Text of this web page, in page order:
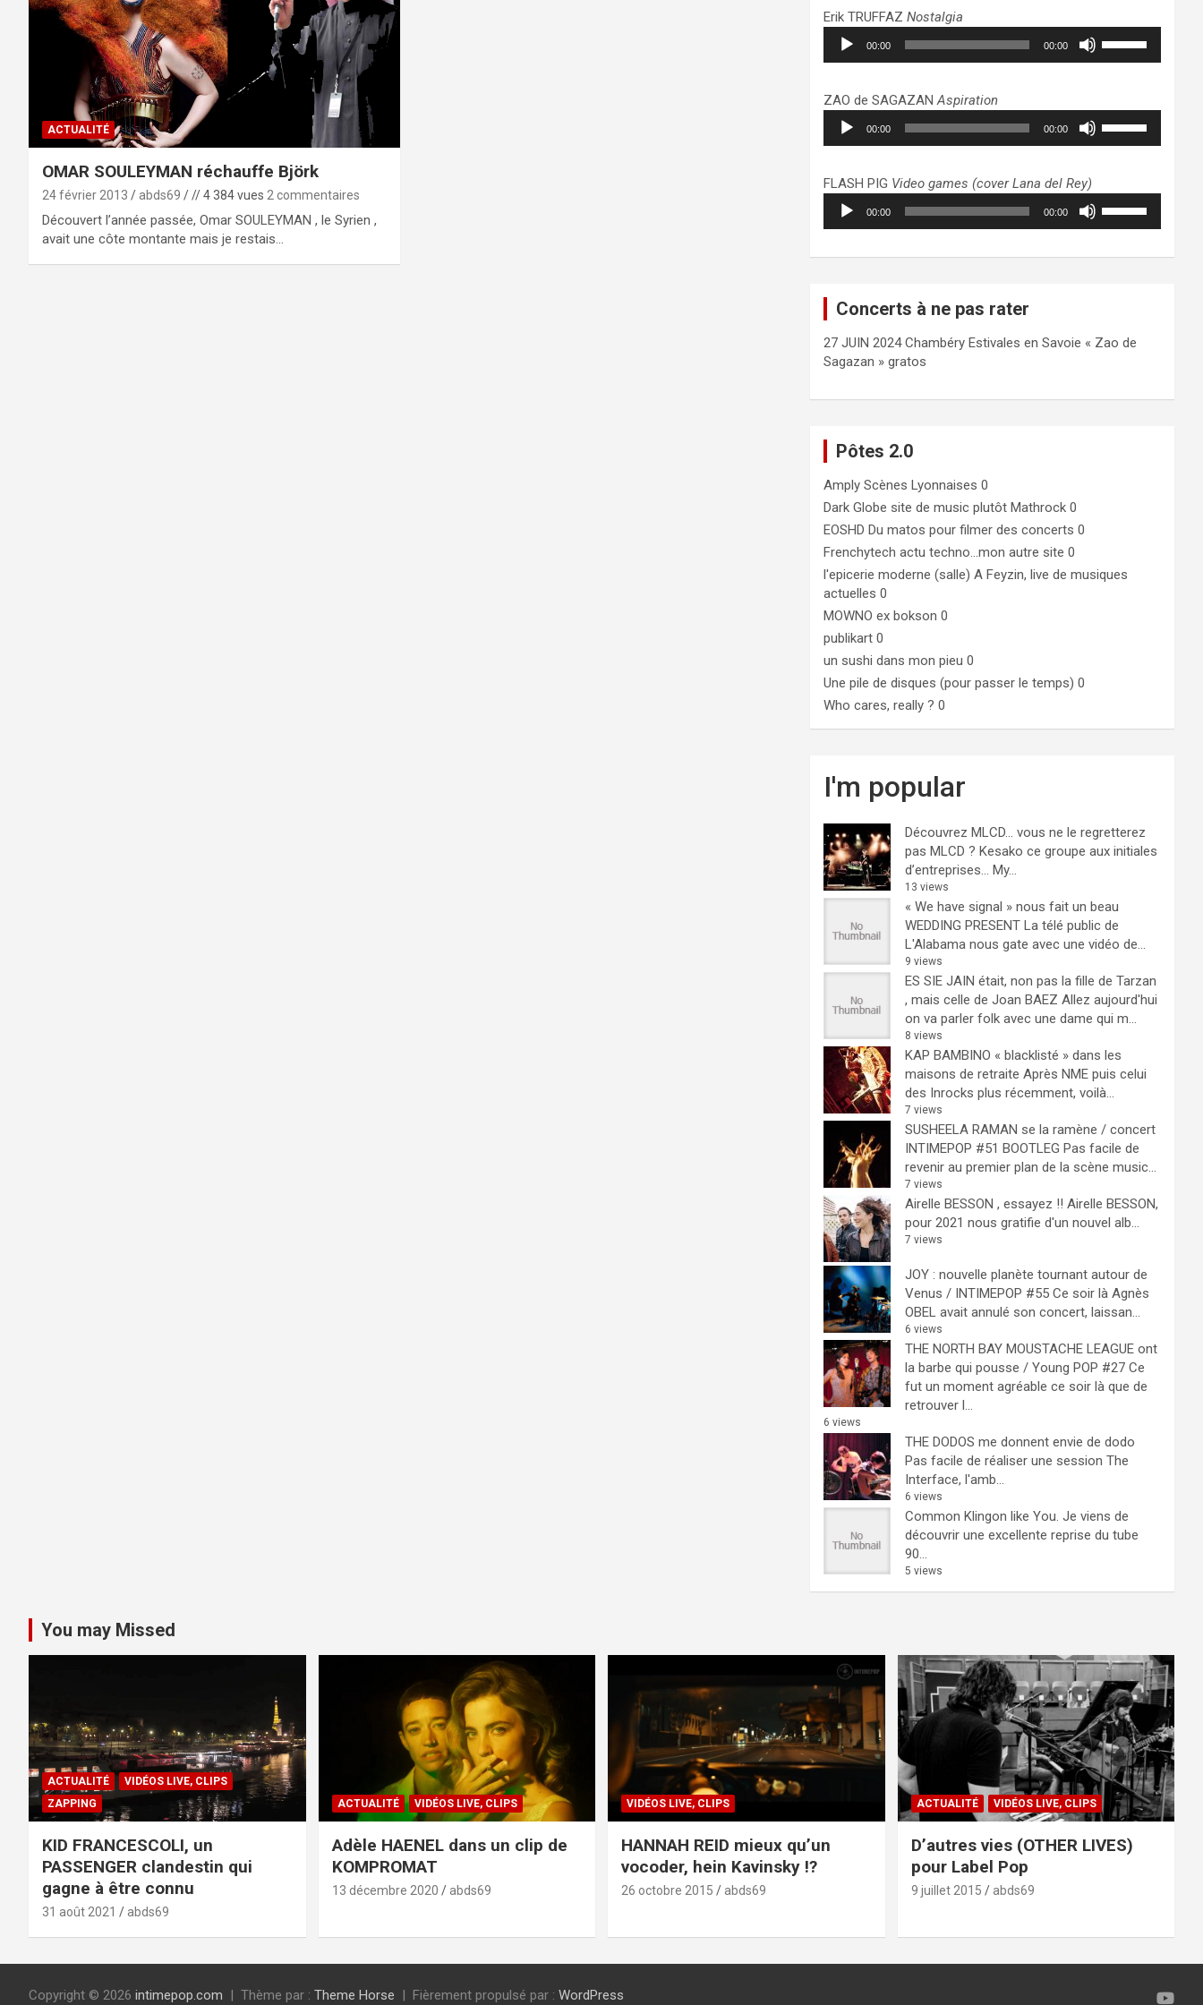
ACTUALITÉ
OMAR SOULEYMAN réchauffe Björk
24 février 2013 abds69 // 4 384 vues 2 commentaires
Découvert l’année passée, Omar SOULEYMAN , le Syrien ,
avait une côte montante mais je restais…
pour
augmenter
ou
volume.
Erik TRUFFAZNostalgia
Lecteur
audio
00:00 00:00
pour
augmenter
ou
volume.
ZAO de SAGAZANAspiration
Lecteur
audio
00:00 00:00
pour
augmenter
ou
FLASH PIG Video games (cover Lana del Rey)
Lecteur
audio
00:00 00:00
haut/bas
le
Concerts à ne pas rater
27 JUIN 2024 Chambéry Estivales en Savoie « Zao de
Sagazan » gratos
Pôtes 2.0
Amply Scènes Lyonnaises 0
Dark Globe site de music plutôt Mathrock 0
EOSHD Du matos pour filmer des concerts 0
Frenchytech actu techno…mon autre site 0
l'epicerie moderne (salle) A Feyzin, live de musiques
actuelles 0
MOWNO ex bokson 0
publikart 0
un sushi dans mon pieu 0
Une pile de disques (pour passer le temps) 0
Who cares, really ? 0
I'm popular
Découvrez MLCD… vous ne le regretterez
pas MLCD ? Kesako ce groupe aux initiales
d’entreprises… My...
13 views
« We have signal » nous fait un beau
WEDDING PRESENT La télé public de
L'Alabama nous gate avec une vidéo de...
9 views
ES SIE JAIN était, non pas la fille de Tarzan
, mais celle de Joan BAEZ Allez aujourd'hui
on va parler folk avec une dame qui m...
8 views
KAP BAMBINO « blacklisté » dans les
maisons de retraite Après NME puis celui
des Inrocks plus récemment, voilà...
7 views
SUSHEELA RAMAN se la ramène / concert
INTIMEPOP #51 BOOTLEG Pas facile de
revenir au premier plan de la scène music...
7 views
Airelle BESSON , essayez !! Airelle BESSON,
pour 2021 nous gratifie d'un nouvel alb...
7 views
JOY : nouvelle planète tournant autour de
Venus / INTIMEPOP #55 Ce soir là Agnès
OBEL avait annulé son concert, laissan...
6 views
THE NORTH BAY MOUSTACHE LEAGUE ont
la barbe qui pousse / Young POP #27 Ce
fut un moment agréable ce soir là que de
retrouver l...
6 views
THE DODOS me donnent envie de dodo
Pas facile de réaliser une session The
Interface, l'amb...
6 views
Common Klingon like You. Je viens de
découvrir une excellente reprise du tube
90...
5 views
You may Missed
ACTUALITÉ
VIDÉOS LIVE, CLIPS
ZAPPING
KID FRANCESCOLI, un
PASSENGER clandestin qui
gagne à être connu
31 août 2021 abds69
ACTUALITÉ VIDÉOS LIVE, CLIPS
Adèle HAENEL dans un clip de
KOMPROMAT
13 décembre 2020 abds69
VIDÉOS LIVE, CLIPS
HANNAH REID mieux qu’un
vocoder, hein Kavinsky !?
26 octobre 2015 abds69
ACTUALITÉ VIDÉOS LIVE, CLIPS
D’autres vies (OTHER LIVES)
pour Label Pop
9 juillet 2015 abds69
Copyright © 2026 intimepop.com Thème par : Theme Horse Fièrement propulsé par : WordPress